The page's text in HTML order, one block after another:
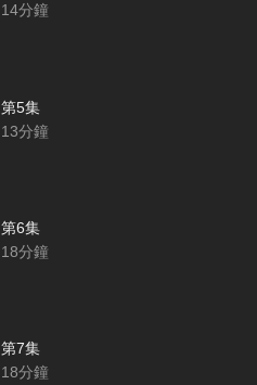
14分鐘
第5集
13分鐘
第6集
18分鐘
第7集
18分鐘